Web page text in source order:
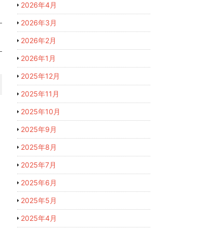
2026年4月
2026年3月
2026年2月
2026年1月
2025年12月
2025年11月
2025年10月
2025年9月
2025年8月
2025年7月
2025年6月
2025年5月
2025年4月